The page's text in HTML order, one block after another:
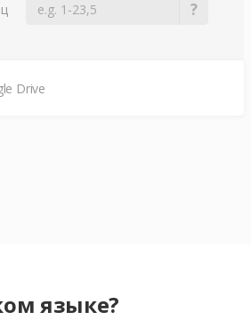
Drive
языке?